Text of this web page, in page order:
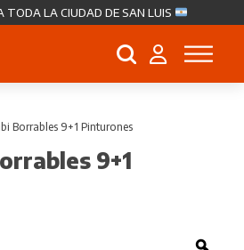
TODA LA CIUDAD DE SAN LUIS
Búsqueda
Borrables 9+1 Pinturones
9+1